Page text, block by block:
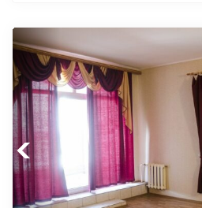
Previous